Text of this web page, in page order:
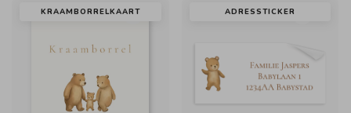
KRAAMBORRELKAART ADRESSTICKER